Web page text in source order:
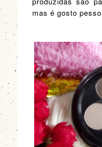
mas é gosto